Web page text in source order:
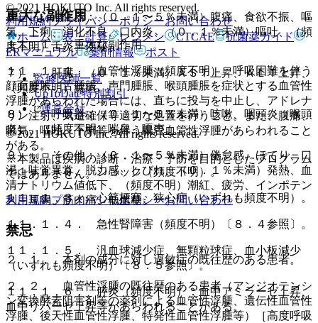
６）． 消化器：（０．１〜５％未満）腹痛、食欲不振、嘔
気、下痢、消化不良、口内炎、（０．１％未満）嘔吐、（頻
度不明）舌炎、便秘。
７）． 肝臓：（０．１％未満）ＡＳＴ上昇、ＡＬＴ上昇、
（頻度不明）黄疸。
８）． 呼吸器：（０．１〜５％未満）咳嗽、咽頭炎（喉頭
炎）、（頻度不明）喘息、嗄声。
９）． その他：（０．１〜５％未満）倦怠感、ほてり、口
渇、味覚異常、脱力感、しびれ、（０．１％未満）発熱、血
清ナトリウム値低下、（頻度不明）潮紅、疲労、インポテン
ス、耳鳴、筋肉痛、低血糖。
禁忌
２．１． 本剤の成分に対し過敏症の既往歴のある患者。
２．２． 血管性浮腫の既往歴のある患者（アンジオテンシ
ン変換酵素阻害剤等の薬剤による血管性浮腫、遺伝性血管性
浮腫、後天性血管性浮腫、特発性血管性浮腫等）［高度呼吸
重大な副作用
１１．１． 重大な副作用
１１．１．１． 血管性浮腫（頻度不明）：呼吸困難を伴う
顔面腫脹、舌腫脹、声門腫脹、喉頭腫脹を症状とする血管性
浮腫があらわれた場合には、直ちに投与を中止し、アドレナ
リン注射、気道確保等適切な処置を行うこと。また、腹痛、
嘔気、嘔吐、下痢等を伴う腸管血管性浮腫があらわれること
がある。
１１．１．２． ショック（頻度不明）。
１１．１．３． 心筋梗塞、狭心症（いずれも頻度不明）。
１１．１．４． 急性腎障害（頻度不明）〔８．４参照〕。
１１．１．５． 汎血球減少症、無顆粒球症、血小板減少
（いずれも頻度不明）〔８．５参照〕。
１１．１．６． 膵炎（頻度不明）：血中アミラーゼ上昇、
血中リパーゼ上昇等があらわれることがある。
© 2021 HOKUTO Inc. All rights reserved.
利用規約プライバシーポリシーお問い合わせ
ホーム
表・計算 レジメン CTCAE
抗菌薬ガイド
ERマニュアル
薬剤情報 ポスト
監修医師一覧
UpToDate特別割引
運営会社
© 2021 HOKUTO Inc. All rights reserved.
※本製品は疾病の診断・治療・予防を目的としたプログラム
ではありません。
利用規約プライバシーポリシーお問い合わせ